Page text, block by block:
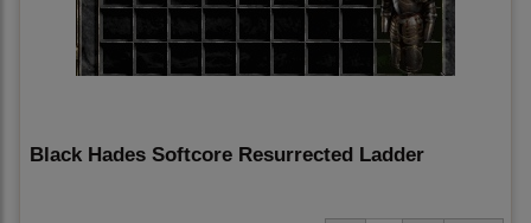
Black Hades Softcore Resurrected Ladder